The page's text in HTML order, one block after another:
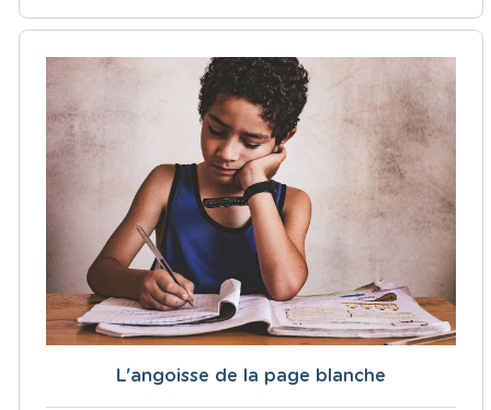
L'angoisse de la page blanche